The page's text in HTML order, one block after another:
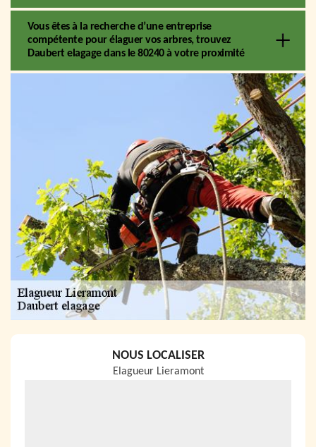
Vous êtes à la recherche d’une entreprise
compétente pour élaguer vos arbres, trouvez
Daubert elagage dans le 80240 à votre proximité
NOUS LOCALISER
Elagueur Lieramont